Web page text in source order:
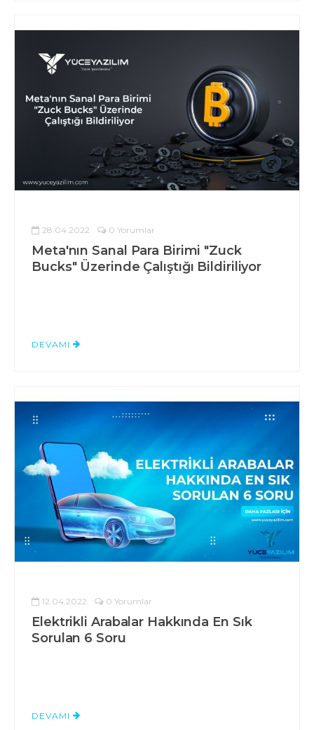
28.04.2022 0 Yorumlar
Meta'nın Sanal Para Birimi "Zuck
Bucks" Üzerinde Çalıştığı Bildiriliyor
DEVAMI
12.04.2022 0 Yorumlar
Elektrikli Arabalar Hakkında En Sık
Sorulan 6 Soru
DEVAMI